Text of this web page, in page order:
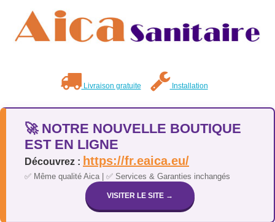
Livraison gratuite Installation
🚀 NOTRE NOUVELLE BOUTIQUE
EST EN LIGNE
Découvrez : https://fr.eaica.eu/
✅ Même qualité Aica | ✅ Services & Garanties inchangés
VISITER LE SITE →